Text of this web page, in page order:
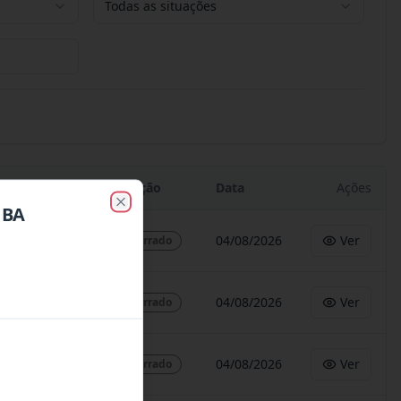
Todas as situações
Situação Data Ações
Encerrado 04/08/2026 Ver
Encerrado 04/08/2026 Ver
Encerrado 04/08/2026 Ver
Close